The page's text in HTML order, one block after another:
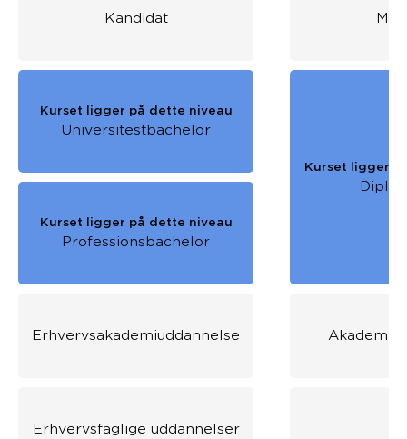
Kandidat
Kurset ligger på dette niveau
Universitestbachelor
Kurset ligger på dette niveau
Professionsbachelor
Erhvervsakademiuddannelse
Erhvervsfaglige uddannelser
Kurset ligger